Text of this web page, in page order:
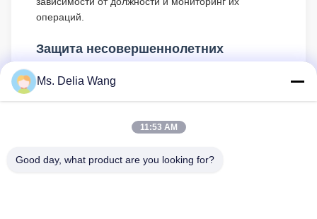
операций.
Защита несовершеннолетних
Мы придаем большое значение защите личной
попросить вашего опекуна внимательно прочитать
наши услуги или предоставить нам информацию с
Ms. Delia Wang
11:53 AM
Good day, what product are you looking for?